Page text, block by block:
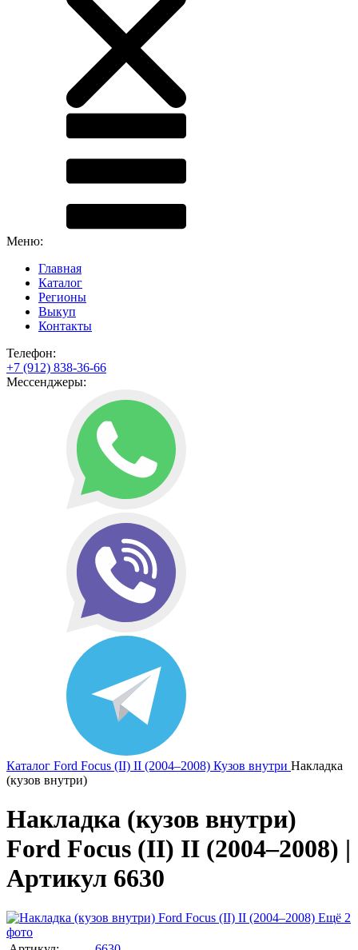
Меню:
Главная
Каталог
Регионы
Выкуп
Контакты
Телефон:
+7 (912) 838-36-66
Мессенджеры:
Каталог Ford Focus (II) II (2004–2008) Кузов внутри Накладка
(кузов внутри)
Накладка (кузов внутри)
Ford Focus (II) II (2004–2008) |
Артикул 6630
Ещё 2
фото